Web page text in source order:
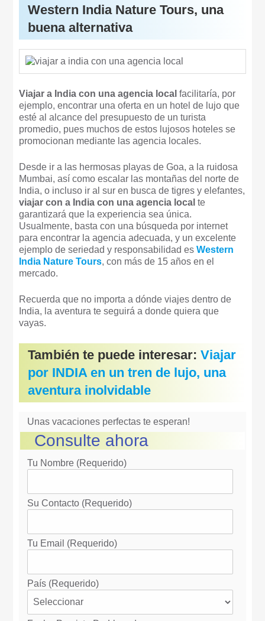
Western India Nature Tours, una
buena alternativa
Viajar a India con una agencia localfacilitaría, por
ejemplo, encontrar una oferta en un hotel de lujo que
esté al alcance del presupuesto de un turista
promedio, pues muchos de estos lujosos hoteles se
promocionan mediante las agencia locales.
Desde ir a las hermosas playas de Goa, a la ruidosa
Mumbai, así como escalar las montañas del norte de
India, o incluso ir al sur en busca de tigres y elefantes,
viajar con a India con una agencia local te
garantizará que la experiencia sea única.
Usualmente, basta con una búsqueda por internet
para encontrar la agencia adecuada, y un excelente
ejemplo de seriedad y responsabilidad esWestern
India Nature Tours, con más de 15 años en el
mercado.
Recuerda que no importa a dónde viajes dentro de
India, la aventura te seguirá a donde quiera que
vayas.
También te puede interesar:Viajar
por INDIA en un tren de lujo, una
aventura inolvidable
Unas vacaciones perfectas te esperan!
Consulte ahora
Tu Nombre (requerido)
Su Contacto (requerido)
Tu Email (requerido)
País (requerido)